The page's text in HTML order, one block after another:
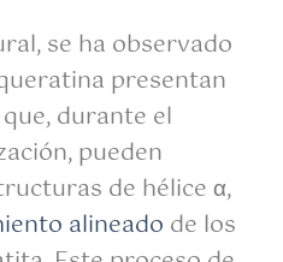
se ha observado
presentan
durante el
pueden
de hélice α,
alineado de los